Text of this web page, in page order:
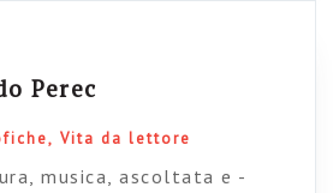
Perec
Vita da lettore
musica, ascoltata e -